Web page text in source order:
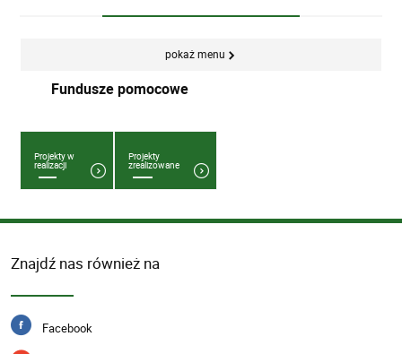
pokaż menu
Fundusze pomocowe
Projekty w
realizacji
Projekty
zrealizowane
Znajdź nas również na
Facebook